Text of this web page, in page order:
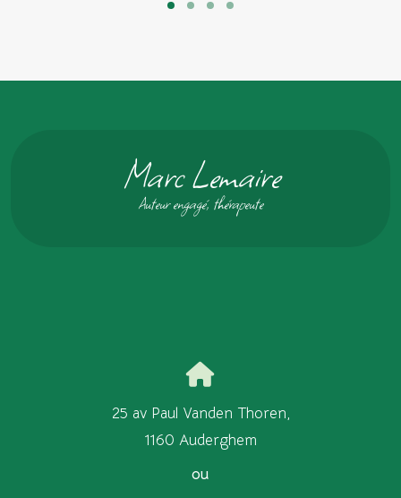
Marc Lemaire
Auteur engagé, thérapeute
25 av Paul Vanden Thoren,
1160 Auderghem
ou